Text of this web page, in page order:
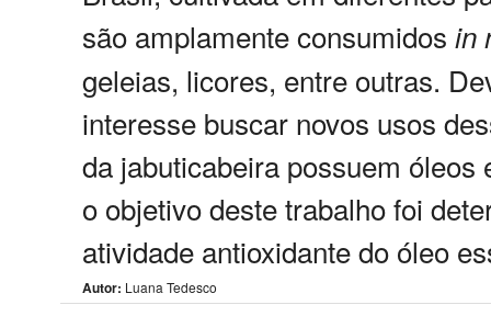
são amplamente consumidos in
geleias, licores, entre outras.
interesse buscar novos usos
da jabuticabeira possuem
o objetivo deste trabalho foi
atividade antioxidante do óleo
Autor: Luana Tedesco